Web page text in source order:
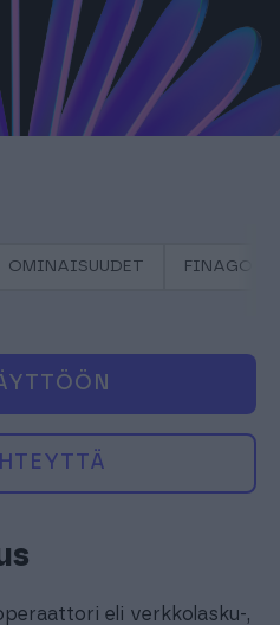
OMINAISUUDET FINAGO
eli verkkolasku-,